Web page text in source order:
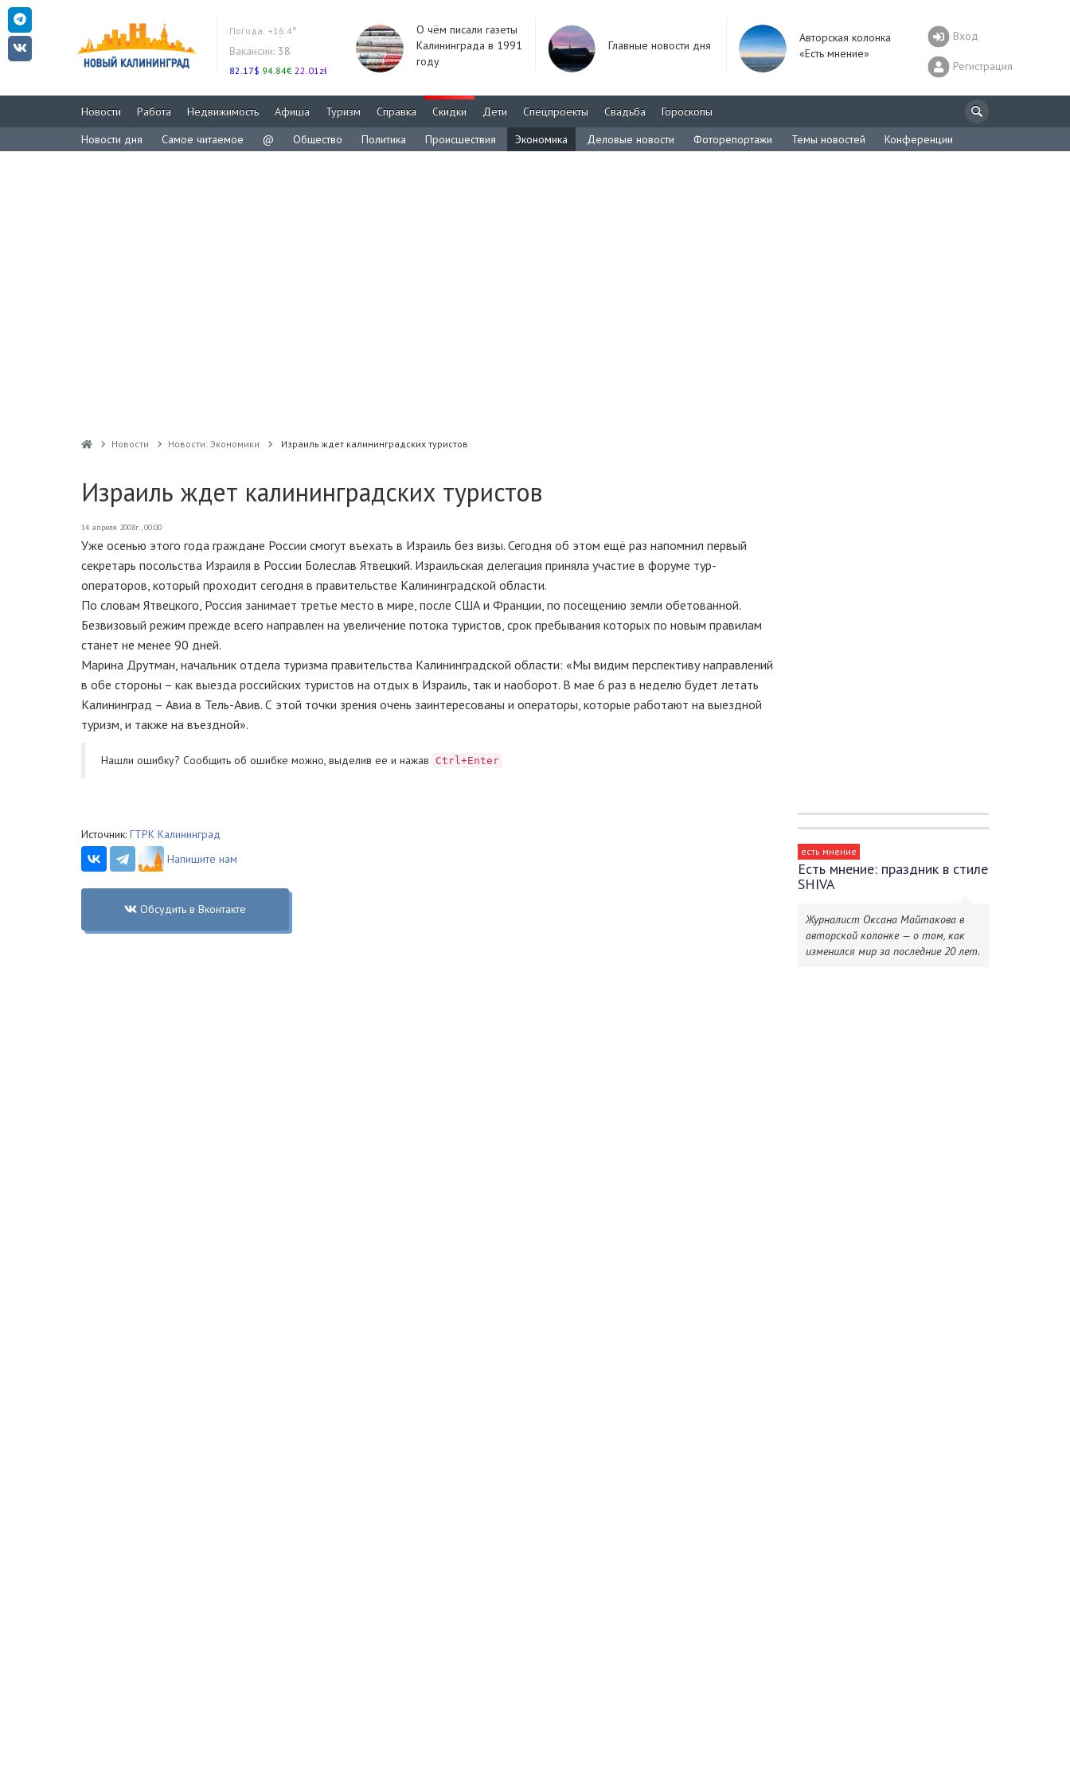
Погода: +16.4°
Вакансии: 38
82.17$ 94.84€ 22.01zł
О чём писали газеты
Калининграда в 1991
году
Главные новости дня
Авторская колонка
«Есть мнение»
Вход
Регистрация
Новости Работа Недвижимость Афиша Туризм Справка Скидки Дети Спецпроекты Свадьба
Гороскопы
Новости дня
Самое читаемое @ Общество Политика Происшествия Экономика Деловые новости Фоторепортажи Темы новостей Конференции
Новости Новости: Экономики Израиль ждет калининградских туристов
Израиль ждет калининградских туристов
14 апреля 2008г., 00:00
Уже осенью этого года граждане России смогут въехать в Израиль без визы. Сегодня об этом ещё раз напомнил первый
секретарь посольства Израиля в России Болеслав Ятвецкий. Израильская делегация приняла участие в форуме тур-
операторов, который проходит сегодня в правительстве Калининградской области.
По словам Ятвецкого, Россия занимает третье место в мире, после США и Франции, по посещению земли обетованной.
Безвизовый режим прежде всего направлен на увеличение потока туристов, срок пребывания которых по новым правилам
станет не менее 90 дней.
Марина Друтман, начальник отдела туризма правительства Калининградской области: «Мы видим перспективу направлений
в обе стороны – как выезда российских туристов на отдых в Израиль, так и наоборот. В мае 6 раз в неделю будет летать
Калининград – Авиа в Тель-Авив. С этой точки зрения очень заинтересованы и операторы, которые работают на выездной
туризм, и также на въездной».
Нашли ошибку? Cообщить об ошибке можно, выделив ее и нажав Ctrl+Enter
Источник: ГТРК Калининград
Напишите нам
Обсудить в Вконтакте
есть мнение
Есть мнение: праздник в стиле
SHIVA
Журналист Оксана Майтакова в
авторской колонке — о том, как
изменился мир за последние 20 лет.